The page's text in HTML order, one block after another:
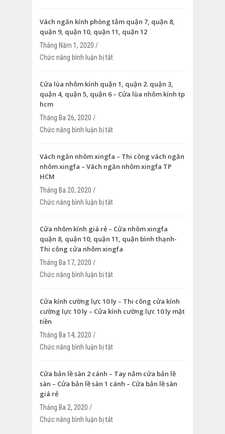
kính văn phòng
Vách ngăn kính phòng tắm quận 7, quận 8,
quận 9, quận 10, quận 11, quận 12
Tháng Năm 1, 2020 /
Chức năng bình luận bị tắt
Cửa lùa nhôm kính quận 1, quận 2. quận 3,
quận 4, quận 5, quận 6 – Cửa lùa nhôm kính tp
hcm
Tháng Ba 26, 2020 /
Chức năng bình luận bị tắt
Vách ngăn nhôm xingfa – Thi công vách ngăn
nhôm xingfa – Vách ngăn nhôm xingfa TP
HCM
Tháng Ba 20, 2020 /
Chức năng bình luận bị tắt
Cửa nhôm kính giá rẻ – Cửa nhôm xingfa
quận 8, quận 10, quận 11, quận bình thạnh-
Thi công cửa nhôm xingfa
Tháng Ba 17, 2020 /
Chức năng bình luận bị tắt
nhôm xingfa
Cửa kính cường lực 10 ly – Thi công cửa kính
cường lực 10 ly – Cửa kính cường lực 10 ly mặt
tiền
Tháng Ba 14, 2020 /
Chức năng bình luận bị tắt
Cửa bản lề sàn 2 cánh – Tay nắm cửa bản lề
sàn – Cửa bản lề sàn 1 cánh – Cửa bản lề sàn
giá rẻ
Tháng Ba 2, 2020 /
Chức năng bình luận bị tắt